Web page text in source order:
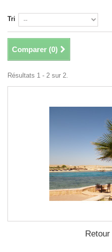
Tri
Comparer (0)
Résultats 1 - 2 sur 2.